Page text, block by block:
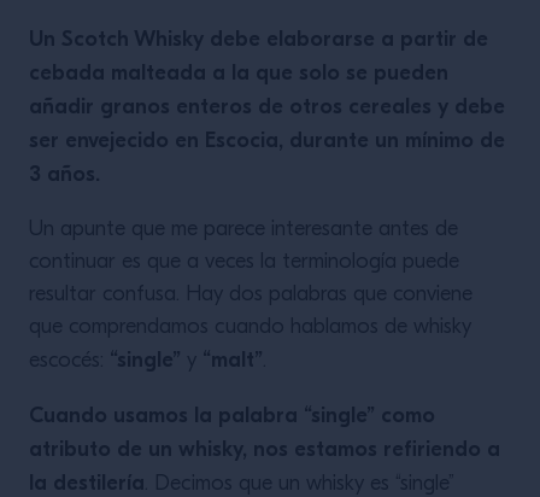
Un Scotch Whisky debe elaborarse a partir de
cebada malteada a la que solo se pueden
añadir granos enteros de otros cereales y debe
ser envejecido en Escocia, durante un mínimo de
3 años.
Un apunte que me parece interesante antes de
continuar es que a veces la terminología puede
resultar confusa. Hay dos palabras que conviene
que comprendamos cuando hablamos de whisky
escocés: “single” y “malt”.
Cuando usamos la palabra “single” como
atributo de un whisky, nos estamos refiriendo a
la destilería. Decimos que un whisky es “single”